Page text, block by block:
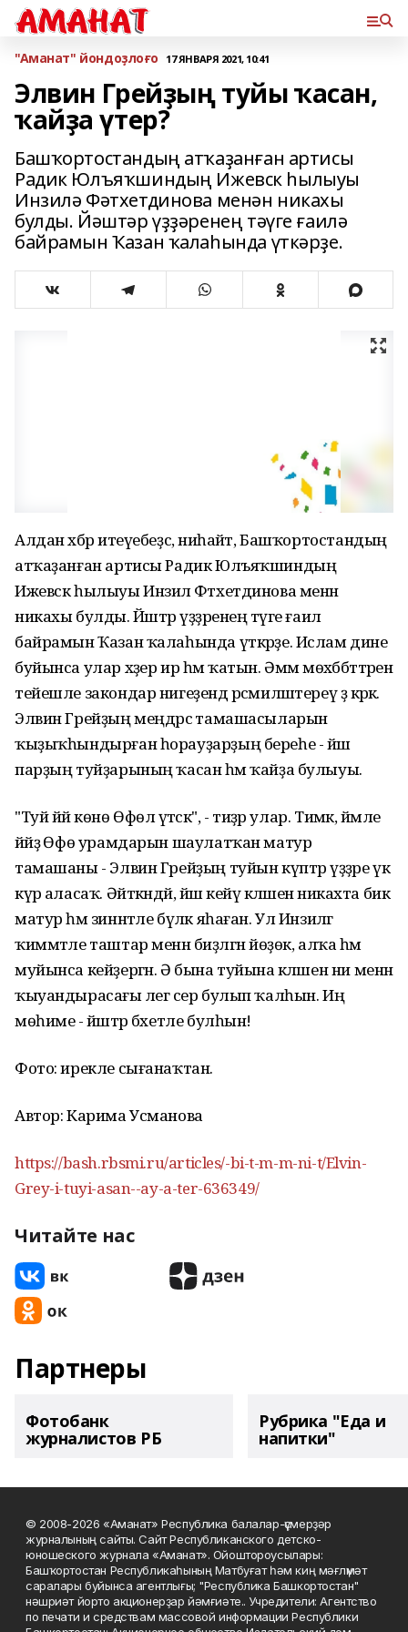
"Аманат" йондоҙлоғо 17 ЯНВАРЯ 2021, 10:41
Элвин Грейҙың туйы ҡасан,
ҡайҙа үтер?
Башҡортостандың атҡаҙанған артисы
Радик Юлъяҡшиндың Ижевск һылыуы
Инзилә Фәтхетдинова менән никахы
булды. Йәштәр үҙҙәренең тәүге ғаилә
байрамын Ҡазан ҡалаһында үткәрҙе.
Алдан хәбәр итеүебеҙсә, ниһайәт, Башҡортостандың
атҡаҙанған артисы Радик Юлъяҡшиндың
Ижевск һылыуы Инзилә Фәтхетдинова менән
никахы булды. Йәштәр үҙҙәренең тәүге ғаилә
байрамын Ҡазан ҡалаһында үткәрҙе. Ислам дине
буйынса улар хәҙер ир һәм ҡатын. Әммә мөхәббәттәрен
тейешле закондар нигеҙендә рәсмиләштереү ҙә кәрәк.
Элвин Грейҙың меңдәрсә тамашасыларын
ҡыҙыҡһындырған һорауҙарҙың береһе - йәш
парҙың туйҙарының ҡасан һәм ҡайҙа булыуы.
"Туй йәй көнө Өфөлә үтәсәк", - тиҙәр улар. Тимәк, йәмле
йәйҙә Өфө урамдарын шаулатҡан матур
тамашаны - Элвин Грейҙың туйын күптәр үҙҙәре үк
күрә аласаҡ. Әйткәндәй, йәш кейәү кәләшенә никахта бик
матур һәм зиннәтле бүләк яһаған. Ул Инзиләгә
ҡиммәтле таштар менән биҙәлгән йөҙөк, алҡа һәм
муйынса кейҙергән. Ә бына туйына кәләшен ни менән
ҡыуандырасағы әлегә сер булып ҡалһын. Иң
мөһиме - йәштәр бәхетле булһын!
Фото: ирекле сығанаҡтан.
Автор: Карима Усманова
https://bash.rbsmi.ru/articles/-bi-t-m-m-ni-t/Elvin-
Grey-i-tuyi-asan--ay-a-ter-636349/
Читайте нас
Партнеры
Фотобанк
журналистов РБ
Рубрика "Еда и
напитки"
© 2008-2026 «Аманат» Республика балалар-үҫмерҙәр
журналының сайты. Сайт Республиканского детско-
юношеского журнала «Аманат». Ойоштороусылары:
Башҡортостан Республикаһының Матбуғат һәм киң мәғлүмәт
саралары буйынса агентлығы; "Республика Башкортостан"
нәшриәт йорто акционерҙар йәмғиәте.. Учредители: Агентство
по печати и средствам массовой информации Республики